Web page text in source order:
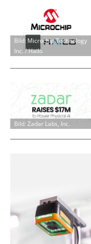
Bild: Microchip Technology
Inc. / Hailo
Bild: Zadar Labs, Inc.